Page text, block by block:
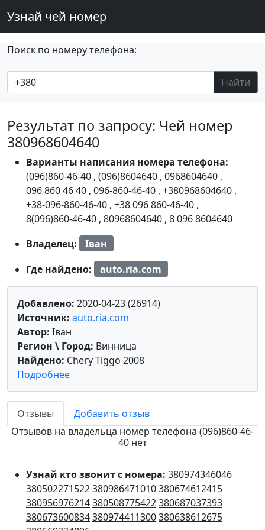
Узнай чей номер
Поиск по номеру телефона:
Найти
Результат по запросу: Чей номер
380968604640
Варианты написания номера телефона:
(096)860-46-40 , (096)8604640 , 0968604640 ,
096 860 46 40 , 096-860-46-40 , +380968604640 ,
+38-096-860-46-40 , +38 096 860-46-40 ,
8(096)860-46-40 , 80968604640 , 8 096 8604640
Владелец:
Іван
Где найдено:
auto.ria.com
Добавлено: 2020-04-23 (26914)
Источник: auto.ria.com
Автор: Іван
Регион \ Город: Винница
Найдено: Chery Tiggo 2008
Подробнее
Отзывы
Добавить отзыв
Отзывов на владельца номер телефона (096)860-46-
40 нет
Узнай кто звонит с номера: 380974346046
380502271522380986471010380674612415
380956976214380508775422380687037393
380673600834380974411300380638612675